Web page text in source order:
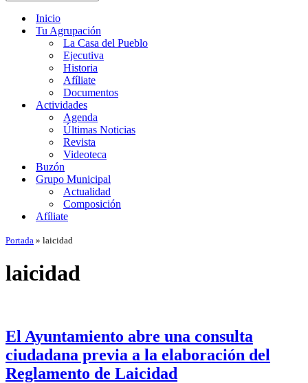
Inicio
Tu Agrupación
La Casa del Pueblo
Ejecutiva
Historia
Afíliate
Documentos
Actividades
Agenda
Últimas Noticias
Revista
Videoteca
Buzón
Grupo Municipal
Actualidad
Composición
Afíliate
Portada » laicidad
laicidad
El Ayuntamiento abre una consulta
ciudadana previa a la elaboración del
Reglamento de Laicidad